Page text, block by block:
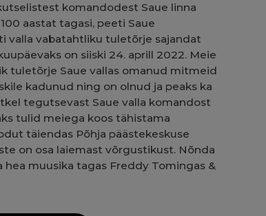
komandodest Saue linna
aastat tagasi, peeti Saue
valla vabatahtliku tuletõrje sajandat
on siiski 24. aprill 2022. Meie
tuletõrje Saue vallas omanud mitmeid
kadunud ning on olnud ja peaks ka
tegutsevast Saue valla komandost
tulid meiega koos tähistama
täiendas Põhja päästekeskuse
on osa laiemast võrgustikust. Nõnda
muusika tagas Freddy Tomingas &